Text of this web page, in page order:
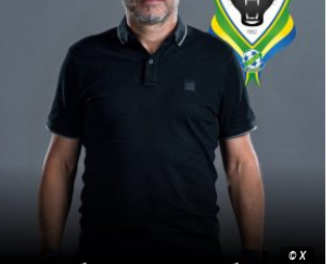
© X